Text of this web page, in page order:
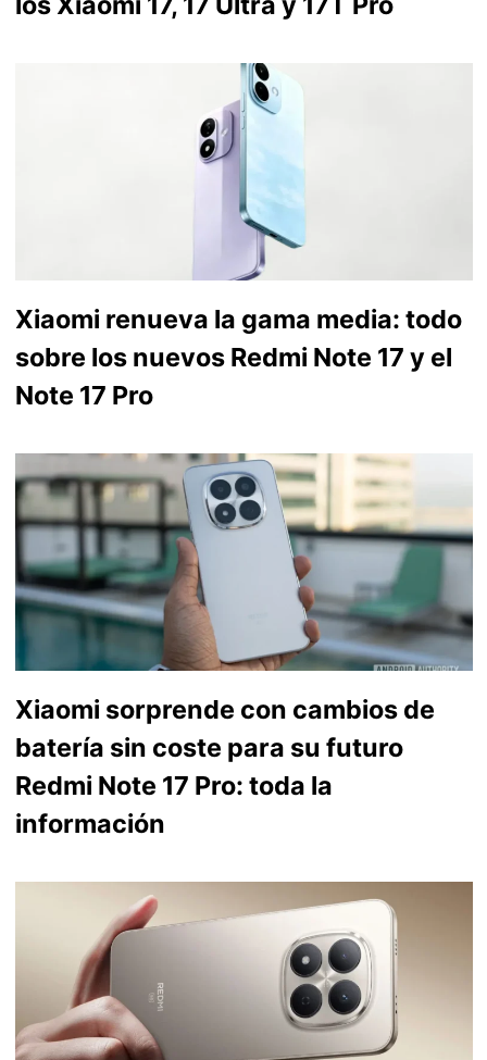
Xiaomi renueva la gama media: todo
sobre los nuevos Redmi Note 17 y el
Note 17 Pro
Xiaomi sorprende con cambios de
batería sin coste para su futuro
Redmi Note 17 Pro: toda la
información